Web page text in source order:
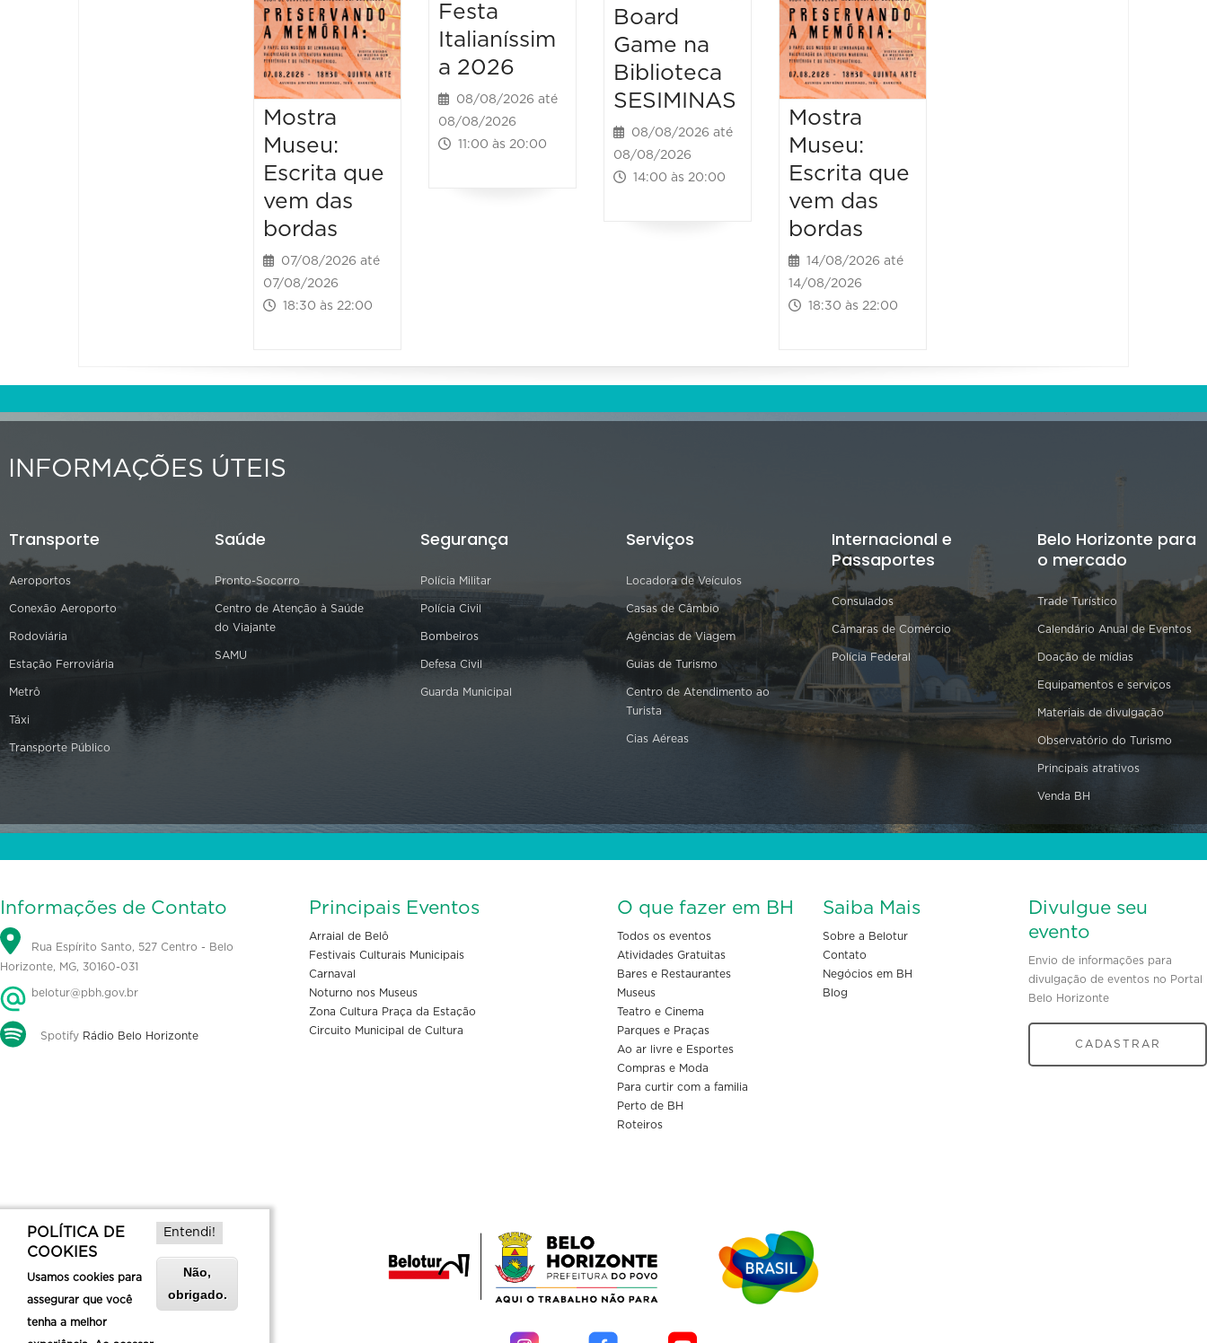
Mostra
Museu:
Escrita que
vem das
bordas
07/08/2026 até
07/08/2026
18:30 às 22:00
Festa
Italianíssim
a 2026
08/08/2026 até
08/08/2026
11:00 às 20:00
Board
Game na
Biblioteca
SESIMINAS
08/08/2026 até
08/08/2026
14:00 às 20:00
Mostra
Museu:
Escrita que
vem das
bordas
14/08/2026 até
14/08/2026
18:30 às 22:00
INFORMAÇÕES ÚTEIS
Transporte
Aeroportos
Conexão Aeroporto
Rodoviária
Estação Ferroviária
Metrô
Táxi
Transporte Público
Saúde
Pronto-Socorro
Centro de Atenção à Saúde
do Viajante
SAMU
Segurança
Polícia Militar
Polícia Civil
Bombeiros
Defesa Civil
Guarda Municipal
Serviços
Locadora de Veículos
Casas de Câmbio
Agências de Viagem
Guias de Turismo
Centro de Atendimento ao
Turista
Cias Aéreas
Internacional e
Passaportes
Consulados
Câmaras de Comércio
Polícia Federal
Belo Horizonte para
o mercado
Trade Turístico
Calendário Anual de Eventos
Doação de mídias
Equipamentos e serviços
Materiais de divulgação
Observatório do Turismo
Principais atrativos
Venda BH
Informações de Contato
Rua Espírito Santo, 527 Centro - Belo
Horizonte, MG, 30160-031
belotur@pbh.gov.br
Spotify Rádio Belo Horizonte
Principais Eventos
Arraial de Belô
Festivais Culturais Municipais
Carnaval
Noturno nos Museus
Zona Cultura Praça da Estação
Circuito Municipal de Cultura
O que fazer em BH
Todos os eventos
Atividades Gratuitas
Bares e Restaurantes
Museus
Teatro e Cinema
Parques e Praças
Ao ar livre e Esportes
Compras e Moda
Para curtir com a familia
Perto de BH
Roteiros
Saiba Mais
Sobre a Belotur
Contato
Negócios em BH
Blog
Divulgue seu
evento
Envio de informações para
divulgação de eventos no Portal
Belo Horizonte
CADASTRAR
POLÍTICA DE
COOKIES
Usamos cookies para
assegurar que você
tenha a melhor
Entendi!
Não,
obrigado.